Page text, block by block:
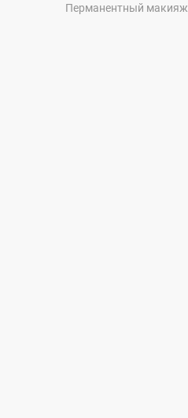
Перманентный макияж